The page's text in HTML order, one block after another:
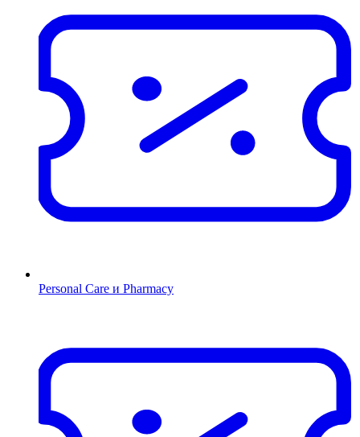
Personal Care и Pharmacy